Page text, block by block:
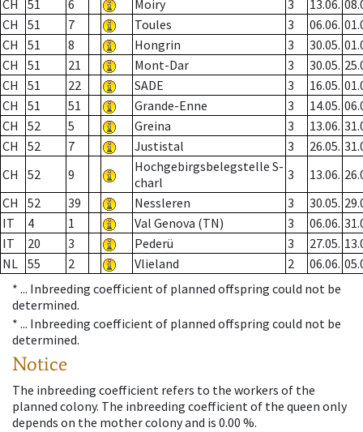
CH 51 6 Moiry 3 13.06.
CH
51 7 Toules 3 06.06.
CH
51 8 Hongrin 3 30.05.
CH
51 21 Mont-Dar 3 30.05.
CH
51 22 SADE 3 16.05.
CH
51 51 Grande-Enne 3 14.05.
CH
52 5 Greina 3 13.06.
CH
52 7 Justistal 3 26.05.
CH
52 9
Hochgebirgsbelegstelle S-
charl
3 13.06.
CH
52 39 Nessleren 3 30.05.
IT
4 1 Val Genova (TN) 3 06.06.
IT
20 3 Pederü 3 27.05.
NL 55 2 Vlieland 2 06.06.
* ... Inbreeding coefficient of planned offspring could not be
determined.
* ... Inbreeding coefficient of planned offspring could not be
determined.
Notice
The inbreeding coefficient refers to the workers of the
planned colony. The inbreeding coefficient of the queen only
depends on the mother colony and is 0.00 %.